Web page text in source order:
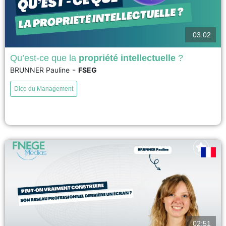
Lorsqu’un entrepreneur innove, il peut protéger ses créations grâce aux
droits de propriété intellectuelle (PI) qui accordent un droit exclusif
d’utilisation et de valorisation. La PI se divise en deux branches : la
voir
03:02
Qu’est-ce que la propriété intellectuelle ?
BRUNNER Pauline - FSEG
Dico du Management
02:51